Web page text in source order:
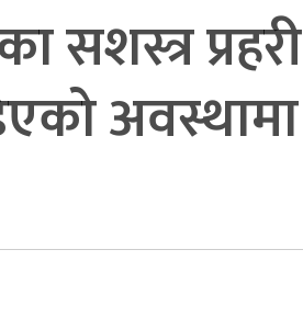
सशस्त्र प्रहरी
अवस्थामा